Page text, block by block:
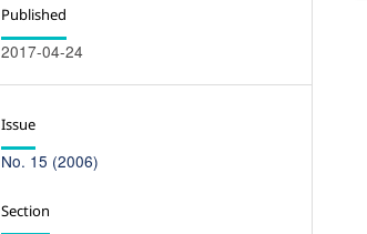
Published
2017-04-24
Issue
No. 15 (2006)
Section